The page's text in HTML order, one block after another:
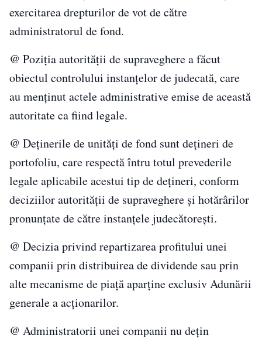
exercitarea drepturilor de vot de către
administratorul de fond.
@ Poziția autorității de supraveghere a făcut
obiectul controlului instanțelor de judecată, care
au menținut actele administrative emise de această
autoritate ca fiind legale.
@ Deținerile de unități de fond sunt dețineri de
portofoliu, care respectă întru totul prevederile
legale aplicabile acestui tip de dețineri, conform
deciziilor autorității de supraveghere și hotărârilor
pronunțate de către instanțele judecătorești.
@ Decizia privind repartizarea profitului unei
companii prin distribuirea de dividende sau prin
alte mecanisme de piață aparține exclusiv Adunării
generale a acționarilor.
@ Administratorii unei companii nu dețin